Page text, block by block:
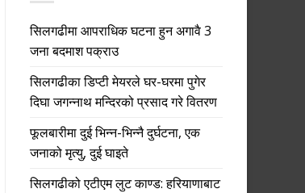
सिलगढीमा आपराधिक घटना हुन अगावै 3
जना बदमाश पक्राउ
सिलगढीका डिप्टी मेयरले घर-घरमा पुगेर
दिघा जगन्नाथ मन्दिरको प्रसाद गरे वितरण
फूलबारीमा दुई भिन्न-भिन्नै दुर्घटना, एक
जनाको मृत्यु, दुई घाइते
सिलगढीको एटीएम लुट काण्ड: हरियाणाबाट